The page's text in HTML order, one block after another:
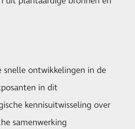
snelle ontwikkelingen in de
in dit
kennisuitwisseling over
samenwerking